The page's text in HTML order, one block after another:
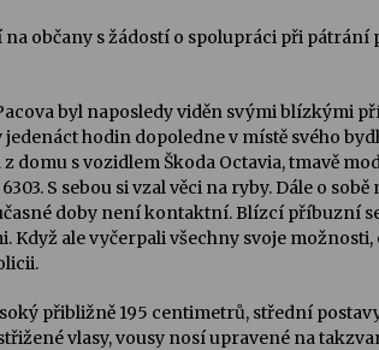
2026
odkaz Josefa Čapka
2026
občany s žádostí o spolupráci při pátrání
byl naposledy viděn svými blízkými
jedenáct hodin dopoledne v místě svého
domu s vozidlem Škoda Octavia, tmavě
S sebou si vzal věci na ryby. Dále o sobě
doby není kontaktní. Blízcí příbuzní
Když ale vyčerpali všechny svoje
přibližně 195 centimetrů, střední
vlasy, vousy nosí upravené na